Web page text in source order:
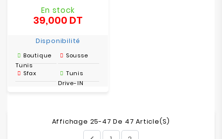
En stock
39,000 DT
Disponibilité
Boutique
Tunis
Sousse
Sfax
Tunis
Drive-IN
Affichage 25-47 De 47 Article(s)